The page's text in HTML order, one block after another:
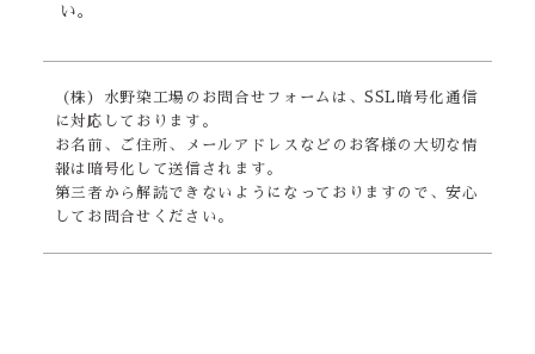
い。
（株）水野染工場のお問合せフォームは、SSL暗号化通信
に対応しております。
お名前、ご住所、メールアドレスなどのお客様の大切な情
報は暗号化して送信されます。
第三者から解読できないようになっておりますので、安心
してお問合せください。